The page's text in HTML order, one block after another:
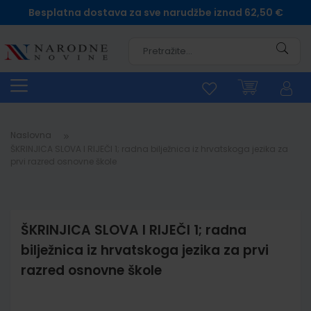
Besplatna dostava za sve narudžbe iznad 62,50 €
Naslovna
ŠKRINJICA SLOVA I RIJEČI 1; radna
bilježnica iz hrvatskoga jezika za prvi
razred osnovne škole